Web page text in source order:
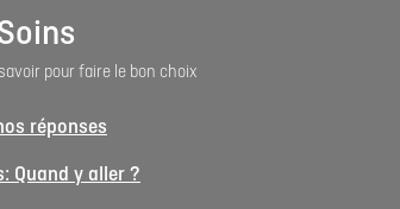
pour faire le bon choix
réponses
Quand y aller ?